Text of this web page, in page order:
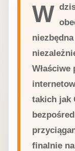
W
takich jak
finalnie